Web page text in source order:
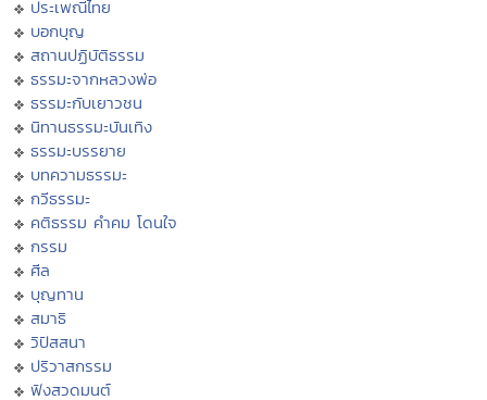
ประเพณีไทย
บอกบุญ
สถานปฏิบัติธรรม
ธรรมะจากหลวงพ่อ
ธรรมะกับเยาวชน
นิทานธรรมะบันเทิง
ธรรมะบรรยาย
บทความธรรมะ
กวีธรรมะ
คติธรรม คำคม โดนใจ
กรรม
ศีล
บุญทาน
สมาธิ
วิปัสสนา
ปริวาสกรรม
ฟังสวดมนต์